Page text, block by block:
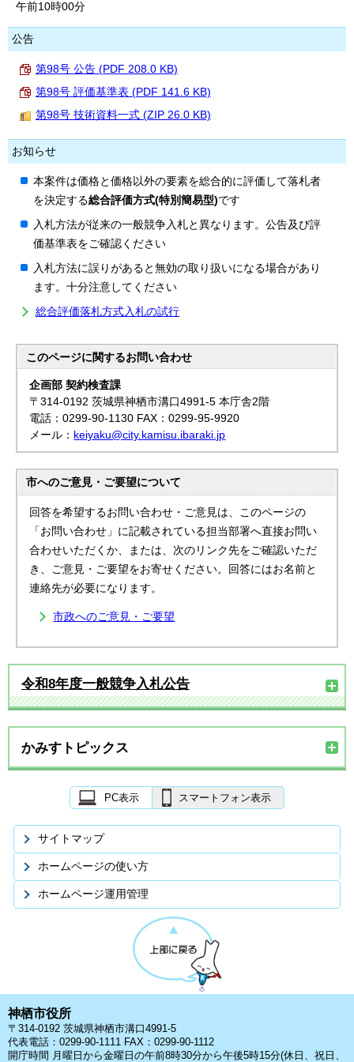
午前10時00分
公告
第98号 公告 (PDF 208.0 KB)
第98号 評価基準表 (PDF 141.6 KB)
第98号 技術資料一式 (ZIP 26.0 KB)
お知らせ
本案件は価格と価格以外の要素を総合的に評価して落札者
を決定する総合評価方式(特別簡易型)です
入札方法が従来の一般競争入札と異なります。公告及び評
価基準表をご確認ください
入札方法に誤りがあると無効の取り扱いになる場合があり
ます。十分注意してください
総合評価落札方式入札の試行
このページに関するお問い合わせ
企画部 契約検査課
〒314-0192 茨城県神栖市溝口4991-5 本庁舎2階
電話：0299-90-1130 FAX：0299-95-9920
メール： keiyaku@city.kamisu.ibaraki.jp
市へのご意見・ご要望について
回答を希望するお問い合わせ・ご意見は、このページの
「お問い合わせ」に記載されている担当部署へ直接お問い
合わせいただくか、または、次のリンク先をご確認いただ
き、ご意見・ご要望をお寄せください。回答にはお名前と
連絡先が必要になります。
市政へのご意見・ご要望
令和8年度一般競争入札公告
かみすトピックス
PC表示 スマートフォン表示
サイトマップ
ホームページの使い方
ホームページ運用管理
神栖市役所
〒314-0192 茨城県神栖市溝口4991-5
代表電話：0299-90-1111 FAX：0299-90-1112
開庁時間 月曜日から金曜日の午前8時30分から午後5時15分(休日、祝日、